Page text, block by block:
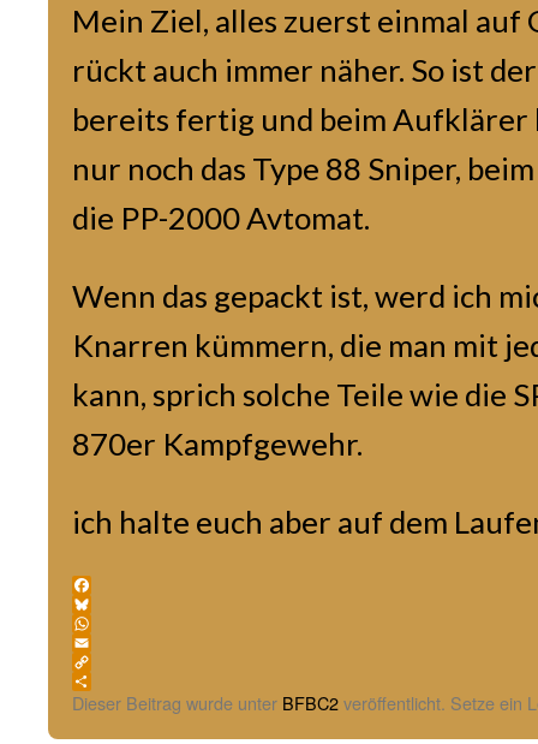
Mein Ziel, alles zuerst einmal auf
rückt auch immer näher. So ist
bereits fertig und beim Aufklärer
nur noch das Type 88 Sniper,
die PP-2000 Avtomat.
Wenn das gepackt ist, werd ich
Knarren kümmern, die man mit
kann, sprich solche Teile wie die
870er Kampfgewehr.
ich halte euch aber auf dem
Facebook
Bluesky
WhatsApp
Email
Copy
Link
Teilen
Dieser Beitrag wurde unter BFBC2veröffentlicht. Setze ein